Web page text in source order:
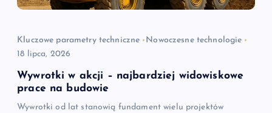
s
u
Kluczowe parametry techniczne
Nowoczesne technologie
18 lipca, 2026
Wywrotki w akcji – najbardziej widowiskowe
prace na budowie
Wywrotki od lat stanowią fundament wielu projektów